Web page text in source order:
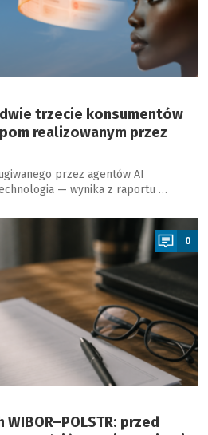
trzecie konsumentów
realizowanym przez
przez agentów AI
— wynika z raportu …
0
przed